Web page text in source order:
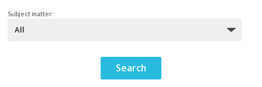
Subject matter: